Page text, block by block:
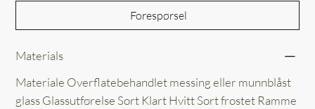
Forespørsel
Materials
Materiale Overflatebehandlet messing eller munnblåst
glass Glassutførelse Sort Klart Hvitt Sort frostet Ramme